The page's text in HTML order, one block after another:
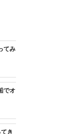
てみ
でオ
き